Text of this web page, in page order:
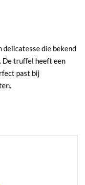
delicatesse die bekend
De truffel heeft een
past bij